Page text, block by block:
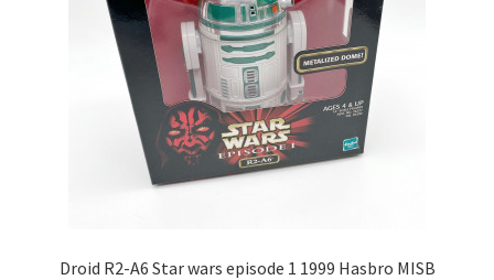
Droid R2-A6 Star wars episode 1 1999 Hasbro MISB